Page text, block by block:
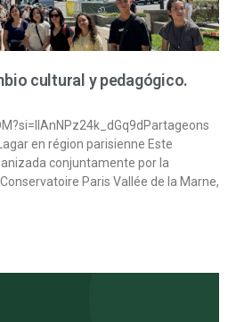
cultural y pedagógico.
en région parisienne Este
conjuntamente por la
Paris Vallée de la Marne,